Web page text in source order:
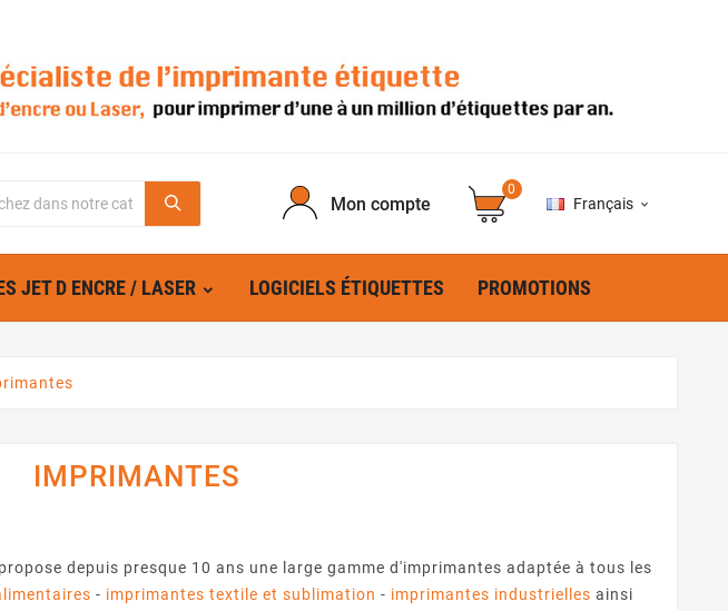
Mon compte
0
Français 
JET D ENCRE / LASER LOGICIELS ÉTIQUETTES PROMOTIONS
IMPRIMANTES
depuis presque 10 ans une large gamme d'imprimantes adaptée à tous les
- imprimantes textile et sublimation - imprimantes industrielles ainsi